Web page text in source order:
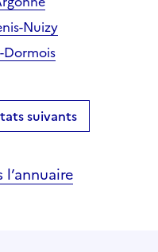
Nuizy
Dormois
suivants
l’annuaire